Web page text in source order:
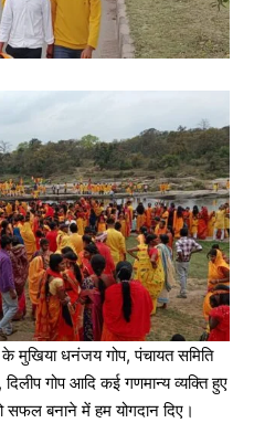
मुखिया धनंजय गोप, पंचायत समिति
दिलीप गोप आदि कई गणमान्य व्यक्ति हुए
बनाने में हम योगदान दिए।